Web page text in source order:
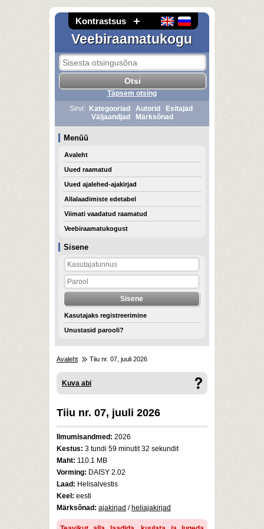
Kontrastsus
Veebiraamatukogu
Sisene
Kasutajaks registreerimine
Unustasid parooli?
Täpsem otsing
Sirvi:
Kategooriad Autorid
Esitajad
Väljaandjad
Märksõnad
Menüü
Avaleht
Uued raamatud
Uued ajalehed-ajakirjad
Allalaadimiste edetabel
Viimati vaadatud raamatud
Veebiraamatukogust
Avaleht Tiiu nr. 07, juuli 2026
Kuva abi
Tiiu nr. 07, juuli 2026
Ilmumisandmed: 2026
Kestus: 3 tundi 59 minutit 32 sekundit
Maht: 110.1 MB
Vorming: DAISY 2.02
Laad: Helisalvestis
Keel: eesti
Märksõnad: ajakirjad / heliajakirjad